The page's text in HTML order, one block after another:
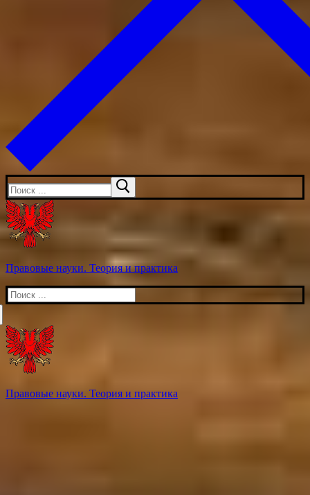
Искать:
Правовые науки. Теория и практика
Искать:
Правовые науки. Теория и практика